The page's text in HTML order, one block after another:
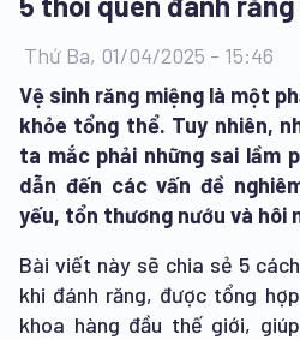
Thứ Ba, 01/04/2025 - 15:46
Vệ sinh răng miệng là một
khỏe tổng thể. Tuy nhiên,
ta mắc phải những sai lầm
dẫn đến các vấn đề
yếu, tổn thương nướu và hôi
Bài viết này sẽ chia sẻ 5
khi đánh răng, được tổng
khoa hàng đầu thế giới,